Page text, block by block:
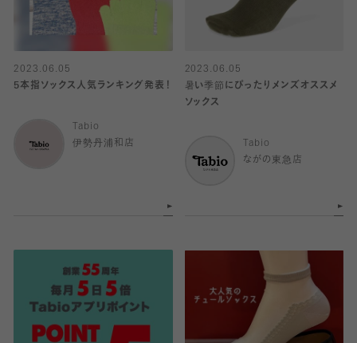
2023.06.05
5本指ソックス人気ランキング発表！
Tabio
伊勢丹浦和店
2023.06.05
暑い季節にぴったりメンズオススメ
ソックス
Tabio
ながの東急店